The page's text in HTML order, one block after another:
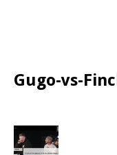
Gugo-vs-